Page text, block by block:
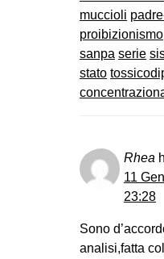
muccioli
proibizionismo
sanpa serie
stato
Rhea
11
23:28
Sono
analisi,fatta